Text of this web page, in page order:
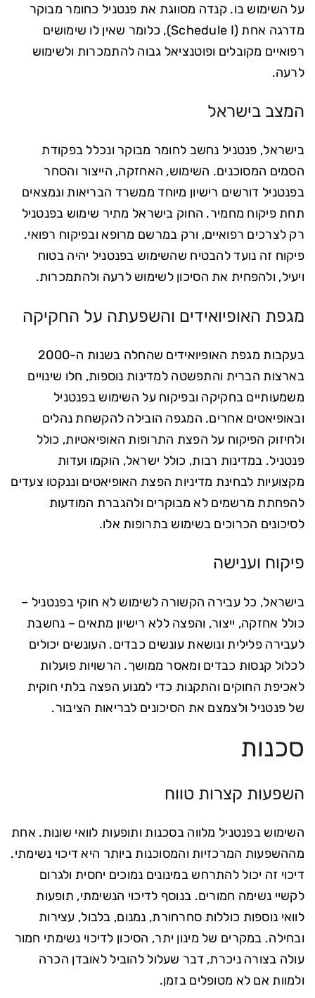
על השימוש בו. קנדה מסווגת את פנטניל כחומר מבוקר
מדרגה אחת (Schedule I), כלומר שאין לו שימושים
רפואיים מקובלים ופוטנציאל גבוה להתמכרות ולשימוש
לרעה.
המצב בישראל
בישראל, פנטניל נחשב לחומר מבוקר ונכלל בפקודת
הסמים המסוכנים. השימוש, האחזקה, הייצור והסחר
בפנטניל דורשים רישיון מיוחד ממשרד הבריאות ונמצאים
תחת פיקוח מחמיר. החוק בישראל מתיר שימוש בפנטניל
רק לצרכים רפואיים, ורק במרשם מרופא ובפיקוח רפואי.
פיקוח זה נועד להבטיח שהשימוש בפנטניל יהיה בטוח
ויעיל, ולהפחית את הסיכון לשימוש לרעה ולהתמכרות.
מגפת האופיואידים והשפעתה על החקיקה
בעקבות מגפת האופיואידים שהחלה בשנות ה-2000
בארצות הברית והתפשטה למדינות נוספות, חלו שינויים
משמעותיים בחקיקה ובפיקוח על השימוש בפנטניל
ובאופיאטים אחרים. המגפה הובילה להקשחת נהלים
ולחיזוק הפיקוח על הפצת התרופות האופיאטיות, כולל
פנטניל. במדינות רבות, כולל ישראל, הוקמו ועדות
מקצועיות לבחינת מדיניות הפצת האופיאטים וננקטו צעדים
להפחתת מרשמים לא מבוקרים ולהגברת המודעות
לסיכונים הכרוכים בשימוש בתרופות אלו.
פיקוח וענישה
בישראל, כל עבירה הקשורה לשימוש לא חוקי בפנטניל –
כולל אחזקה, ייצור, והפצה ללא רישיון מתאים – נחשבת
לעבירה פלילית ונושאת עונשים כבדים. העונשים יכולים
לכלול קנסות כבדים ומאסר ממושך. הרשויות פועלות
לאכיפת החוקים והתקנות כדי למנוע הפצה בלתי חוקית
של פנטניל ולצמצם את הסיכונים לבריאות הציבור.
סכנות
השפעות קצרות טווח
השימוש בפנטניל מלווה בסכנות ותופעות לוואי שונות. אחת
מההשפעות המרכזיות והמסוכנות ביותר היא דיכוי נשימתי.
דיכוי זה יכול להתרחש במינונים נמוכים יחסית ולגרום
לקשיי נשימה חמורים. בנוסף לדיכוי הנשימתי, תופעות
לוואי נוספות כוללות סחרחורת, נמנום, בלבול, עצירות
ובחילה. במקרים של מינון יתר, הסיכון לדיכוי נשימתי חמור
עולה בצורה ניכרת, דבר שעלול להוביל לאובדן הכרה
ולמוות אם לא מטופלים בזמן.